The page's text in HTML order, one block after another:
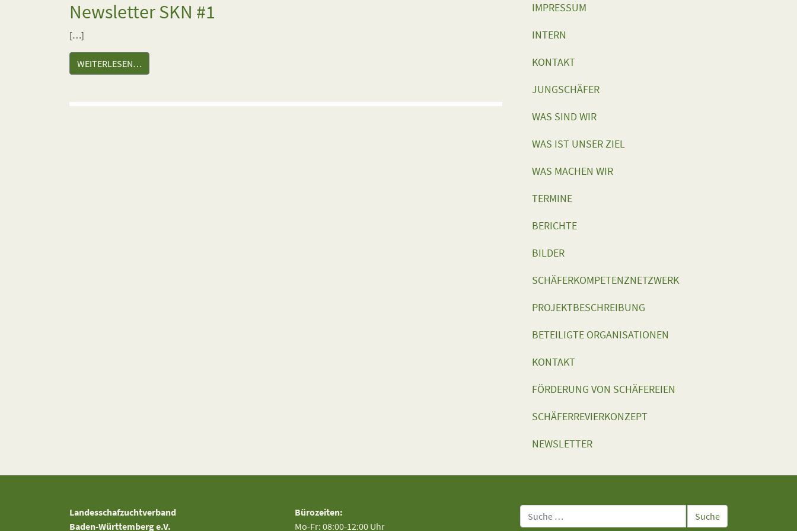
Newsletter SKN #1
[…]
WEITERLESEN…
IMPRESSUM
INTERN
KONTAKT
JUNGSCHÄFER
WAS SIND WIR
WAS IST UNSER ZIEL
WAS MACHEN WIR
TERMINE
BERICHTE
BILDER
SCHÄFERKOMPETENZNETZWERK
PROJEKTBESCHREIBUNG
BETEILIGTE ORGANISATIONEN
KONTAKT
FÖRDERUNG VON SCHÄFEREIEN
SCHÄFERREVIERKONZEPT
NEWSLETTER
Landesschafzuchtverband
Baden-Württemberg e.V.
Bürozeiten:
Mo-Fr: 08:00-12:00 Uhr
Suche